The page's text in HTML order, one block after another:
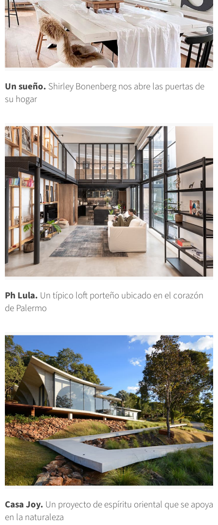
Un sueño. Shirley Bonenberg nos abre las puertas de
su hogar
Ph Lula. Un típico loft porteño ubicado en el corazón
de Palermo
Casa Joy. Un proyecto de espíritu oriental que se apoya
en la naturaleza